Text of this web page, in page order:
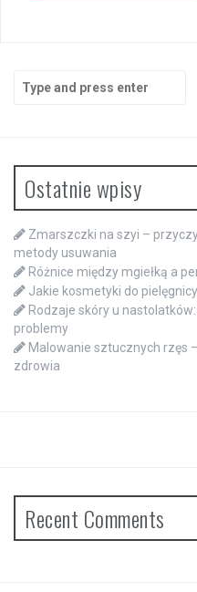
for:
Ostatnie wpisy
Zmarszczki na szyi –
metody usuwania
Różnice między mgiełką a
Jakie kosmetyki do
Rodzaje skóry u
problemy
Malowanie sztucznych rzęs
zdrowia
Recent Comments